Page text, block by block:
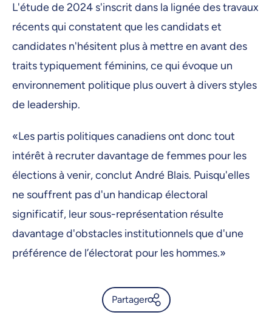
L'étude de 2024 s'inscrit dans la lignée des travaux
récents qui constatent que les candidats et
candidates n'hésitent plus à mettre en avant des
traits typiquement féminins, ce qui évoque un
environnement politique plus ouvert à divers styles
de leadership.
«Les partis politiques canadiens ont donc tout
intérêt à recruter davantage de femmes pour les
élections à venir, conclut André Blais. Puisqu'elles
ne souffrent pas d'un handicap électoral
significatif, leur sous-représentation résulte
davantage d'obstacles institutionnels que d'une
préférence de l’électorat pour les hommes.»
Partager